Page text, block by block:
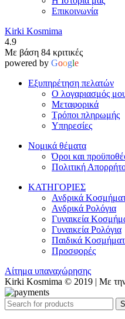
Επικοινωνία
Kirki Kosmima
4.9
Με βάση 84 κριτικές
powered by Google
Εξυπηρέτηση πελατών
Ο λογαριασμός
Μεταφορικά
Τρόποι πληρωμής
Υπηρεσίες
Νομικά θέματα
Όροι και
Πολιτική
ΚΑΤΗΓΟΡΙΕΣ
Ανδρικά
Ανδρικά Ρολόγια
Γυναικεία
Γυναικεία Ρολόγια
Παιδικά
Προσφορές
Αίτημα υπαναχώρησης
Kirki Kosmima © 2019 | Με την